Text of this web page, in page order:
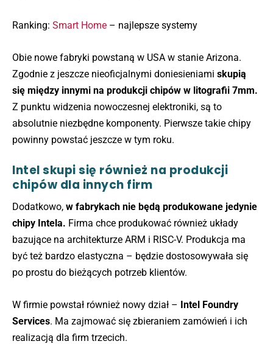
Ranking: Smart Home – najlepsze systemy
Obie nowe fabryki powstaną w USA w stanie Arizona.
Zgodnie z jeszcze nieoficjalnymi doniesieniami skupią
się między innymi na produkcji chipów w litografii 7mm.
Z punktu widzenia nowoczesnej elektroniki, są to
absolutnie niezbędne komponenty. Pierwsze takie chipy
powinny powstać jeszcze w tym roku.
Intel skupi się również na produkcji
chipów dla innych firm
Dodatkowo, w fabrykach nie będą produkowane jedynie
chipy Intela. Firma chce produkować również układy
bazujące na architekturze ARM i RISC-V. Produkcja ma
być też bardzo elastyczna – będzie dostosowywała się
po prostu do bieżących potrzeb klientów.
W firmie powstał również nowy dział – Intel Foundry
Services. Ma zajmować się zbieraniem zamówień i ich
realizacją dla firm trzecich.